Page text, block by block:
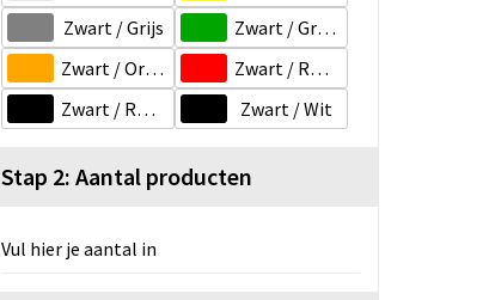
Zwart / Grijs
Zwart / Groen
Zwart / Oranje
Zwart / Rood
Zwart / Royal blauw
Zwart / Wit
Stap 2: Aantal producten
Vul hier je aantal in